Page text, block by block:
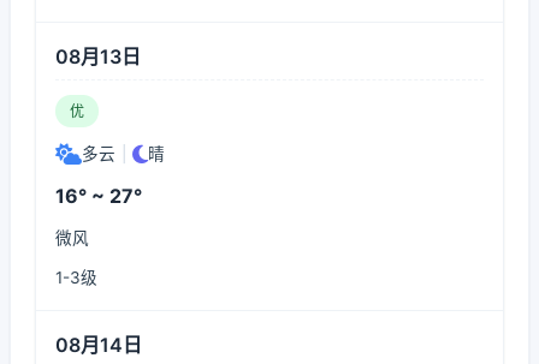
08月13日
优
多云 晴
16° ~ 27°
微风
1-3级
08月14日